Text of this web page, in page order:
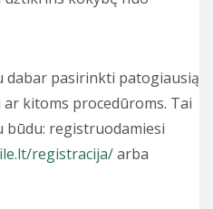
dabar pasirinkti patogiausią
kitoms procedūroms. Tai
registruodamiesi
registracija/arba